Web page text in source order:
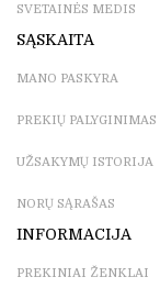
SVETAINĖS MEDIS
SĄSKAITA
MANO PASKYRA
PREKIŲ PALYGINIMAS
UŽSAKYMŲ ISTORIJA
NORŲ SĄRAŠAS
INFORMACIJA
PREKINIAI ŽENKLAI